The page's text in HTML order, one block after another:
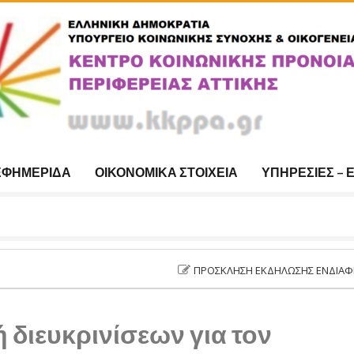
ΟΙΚΟΝΟΜΙΚΆ ΣΤΟΙΧΕΊΑ ΥΠΗΡΕΣΊΕΣ –
ΠΡΌΣΚΛΗΣΗ ΕΚΔΉΛΩΣΗΣ ΕΝΔΙΑΦΈΡΟΝΤΟΣ
για τον